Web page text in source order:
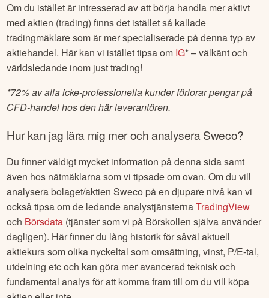
Om du istället är intresserad av att börja handla mer aktivt
med aktien (trading) finns det istället så kallade
tradingmäklare som är mer specialiserade på denna typ av
aktiehandel. Här kan vi istället tipsa om IG* – välkänt och
världsledande inom just trading!
*72% av alla icke-professionella kunder förlorar pengar på
CFD-handel hos den här leverantören.
Hur kan jag lära mig mer och analyseraSweco?
Du finner väldigt mycket information på denna sida samt
även hos nätmäklarna som vi tipsade om ovan. Om du vill
analysera bolaget/aktienSweco på en djupare nivå kan vi
också tipsa om de ledande analystjänsternaTradingView
och Börsdata (tjänster som vi på Börskollen själva använder
dagligen). Här finner du lång historik för såväl aktuell
aktiekurs som olika nyckeltal som omsättning, vinst, P/E-tal,
utdelning etc och kan göra mer avancerad teknisk och
fundamental analys för att komma fram till om du vill köpa